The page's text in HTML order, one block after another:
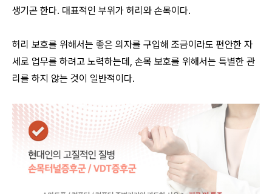
생기곤 한다. 대표적인 부위가 허리와 손목이다.
허리 보호를 위해서는 좋은 의자를 구입해 조금이라도 편안한 자
세로 업무를 하려고 노력하는데, 손목 보호를 위해서는 특별한 관
리를 하지 않는 것이 일반적이다.